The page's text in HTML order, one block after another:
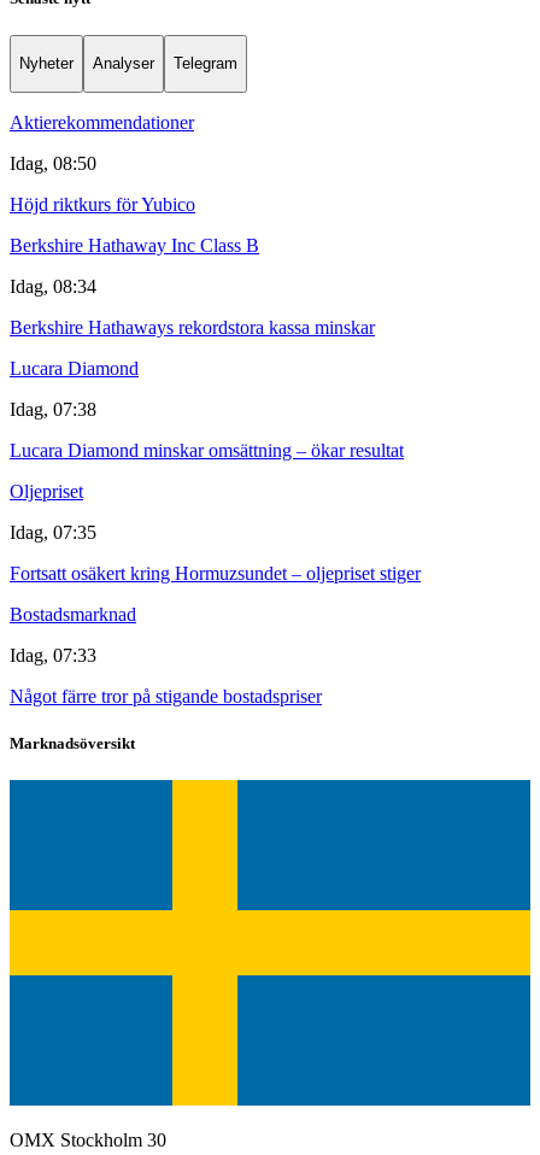
Nyheter Analyser Telegram
Aktierekommendationer
Idag, 08:50
Höjd riktkurs för Yubico
Berkshire Hathaway Inc Class B
Idag, 08:34
Berkshire Hathaways rekordstora kassa minskar
Lucara Diamond
Idag, 07:38
Lucara Diamond minskar omsättning – ökar resultat
Oljepriset
Idag, 07:35
Fortsatt osäkert kring Hormuzsundet – oljepriset stiger
Bostadsmarknad
Idag, 07:33
Något färre tror på stigande bostadspriser
Marknadsöversikt
OMX Stockholm 30